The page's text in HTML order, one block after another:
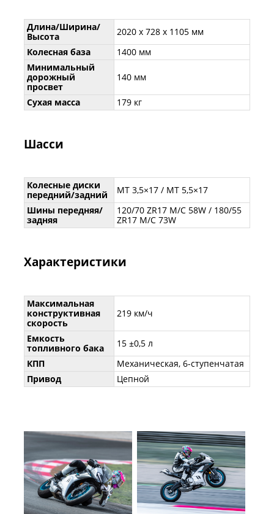
Длина/Ширина/
Высота
2020 х 728 х 1105 мм
Колесная база
1400 мм
Минимальный
дорожный
просвет
140 мм
Сухая масса 179 кг
Шасси
Колесные диски
передний/задний
MT 3,5×17 / MT 5,5×17
Шины передняя/
задняя
120/70 ZR17 M/C 58W / 180/55
ZR17 M/C 73W
Характеристики
Максимальная
конструктивная
скорость
219 км/ч
Емкость
топливного бака
15 ±0,5 л
КПП
Механическая, 6-ступенчатая
Привод
Цепной